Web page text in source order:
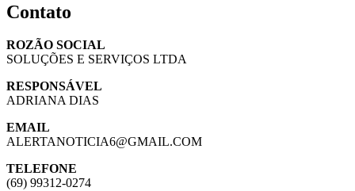
Contato
ROZÃO SOCIAL
SOLUÇÕES E SERVIÇOS LTDA
RESPONSÁVEL
ADRIANA DIAS
EMAIL
ALERTANOTICIA6@GMAIL.COM
TELEFONE
(69) 99312-0274